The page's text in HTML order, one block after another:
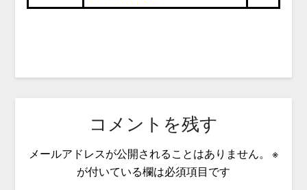
コメントを残す
メールアドレスが公開されることはありません。
※
が付いている欄は必須項目です